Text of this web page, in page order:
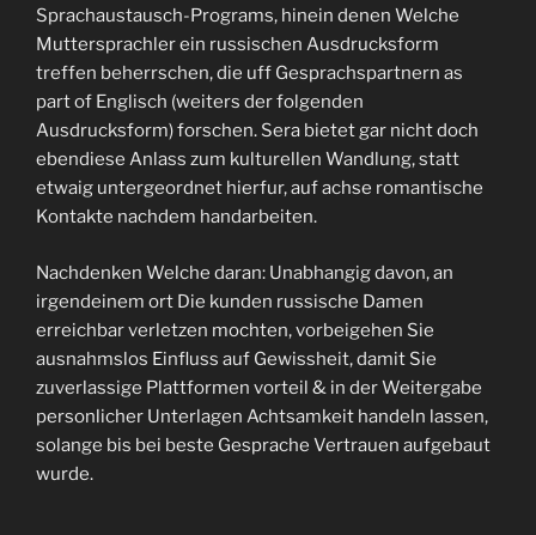
Sprachaustausch-Programs, hinein denen Welche
Muttersprachler ein russischen Ausdrucksform
treffen beherrschen, die uff Gesprachspartnern as
part of Englisch (weiters der folgenden
Ausdrucksform) forschen. Sera bietet gar nicht doch
ebendiese Anlass zum kulturellen Wandlung, statt
etwaig untergeordnet hierfur, auf achse romantische
Kontakte nachdem handarbeiten.
Nachdenken Welche daran: Unabhangig davon, an
irgendeinem ort Die kunden russische Damen
erreichbar verletzen mochten, vorbeigehen Sie
ausnahmslos Einfluss auf Gewissheit, damit Sie
zuverlassige Plattformen vorteil & in der Weitergabe
personlicher Unterlagen Achtsamkeit handeln lassen,
solange bis bei beste Gesprache Vertrauen aufgebaut
wurde.